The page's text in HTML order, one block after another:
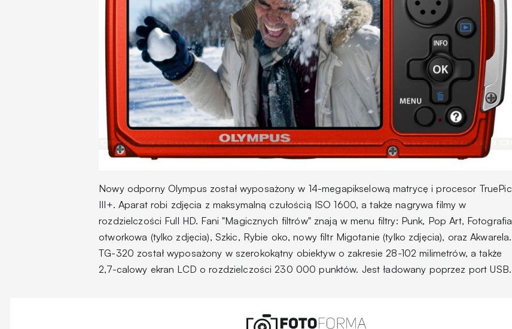
Nowy odporny Olympus został wyposażony w 14-megapikselową matrycę i procesor TruePic
III+. Aparat robi zdjęcia z maksymalną czułością ISO 1600, a także nagrywa filmy w
rozdzielczości Full HD. Fani "Magicznych filtrów" znają w menu filtry: Punk, Pop Art, Fotografia
otworkowa (tylko zdjęcia), Szkic, Rybie oko, nowy filtr Migotanie (tylko zdjęcia), oraz Akwarela.
TG-320 został wyposażony w szerokokątny obiektyw o zakresie 28-102 milimetrów, a także
2,7-calowy ekran LCD o rozdzielczości 230 000 punktów. Jest ładowany poprzez port USB.